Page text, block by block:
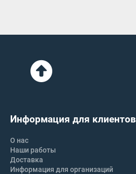
Информация для клиентов
О нас
Наши работы
Доставка
Информация для организаций